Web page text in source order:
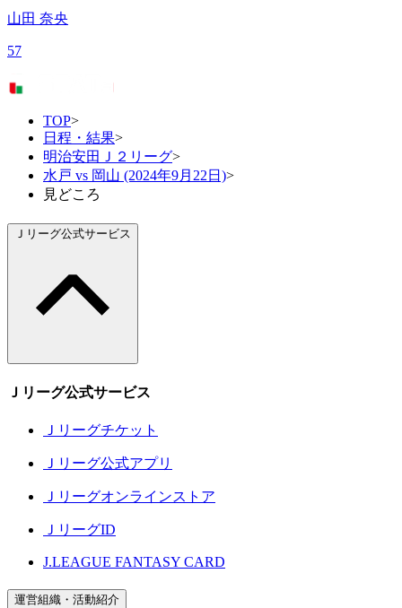
山田 奈央
57
TOP>
日程・結果>
明治安田Ｊ２リーグ>
水戸 vs 岡山 (2024年9月22日)>
見どころ
Ｊリーグ公式サービス
Ｊリーグ公式サービス
Ｊリーグチケット
Ｊリーグ公式アプリ
Ｊリーグオンラインストア
ＪリーグID
J.LEAGUE FANTASY CARD
運営組織・活動紹介